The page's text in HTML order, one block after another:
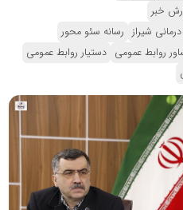
خبر
شیراز رسانه سئو محور
روابط عمومی دستیار روابط عمومی